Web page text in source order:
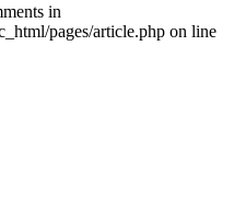
in
pages/article.php on line